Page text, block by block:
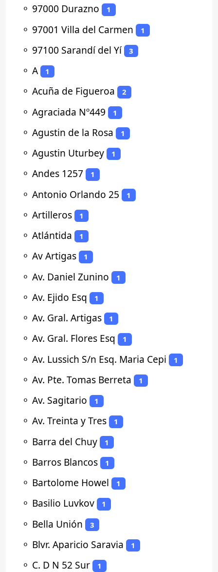
⚬ 97000 Durazno 1
⚬ 97001 Villa del Carmen 1
⚬ 97100 Sarandí del Yí 3
⚬ A 1
⚬ Acuña de Figueroa 2
⚬ Agraciada Nº449 1
⚬ Agustin de la Rosa 1
⚬ Agustin Uturbey 1
⚬ Andes 1257 1
⚬ Antonio Orlando 25 1
⚬ Artilleros 1
⚬ Atlántida 1
⚬ Av Artigas 1
⚬ Av. Daniel Zunino 1
⚬ Av. Ejido Esq 1
⚬ Av. Gral. Artigas 1
⚬ Av. Gral. Flores Esq 1
⚬ Av. Lussich S/n Esq. Maria Cepi 1
⚬ Av. Pte. Tomas Berreta 1
⚬ Av. Sagitario 1
⚬ Av. Treinta y Tres 1
⚬ Barra del Chuy 1
⚬ Barros Blancos 1
⚬ Bartolome Howel 1
⚬ Basilio Luvkov 1
⚬ Bella Unión 3
⚬ Blvr. Aparicio Saravia 1
⚬ C. D N 52 Sur 1